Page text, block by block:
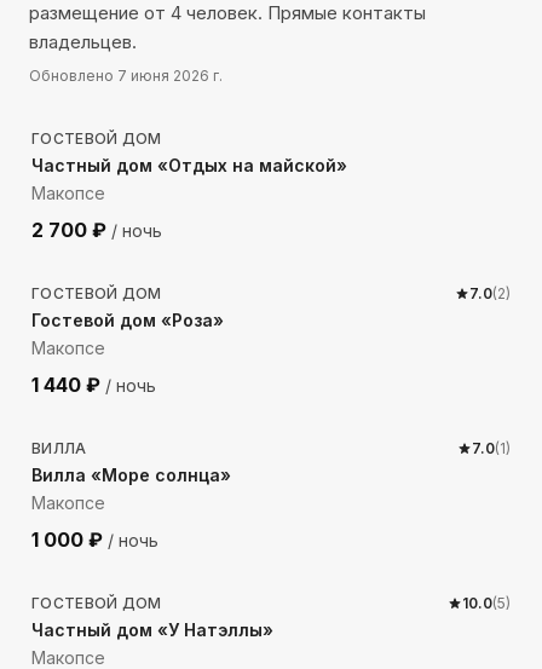
размещение от 4 человек. Прямые контакты
владельцев.
Обновлено 7 июня 2026 г.
219м до моря
ГОСТЕВОЙ ДОМ
Частный дом «Отдых на майской»
Макопсе
2 700 ₽ / ночь
756м до моря
ГОСТЕВОЙ ДОМ 7.0(2)
Гостевой дом «Роза»
Макопсе
1 440 ₽ / ночь
813м до моря
ВИЛЛА 7.0(1)
Вилла «Море солнца»
Макопсе
1 000 ₽ / ночь
371м до моря
ГОСТЕВОЙ ДОМ 10.0(5)
Частный дом «У Натэллы»
Макопсе